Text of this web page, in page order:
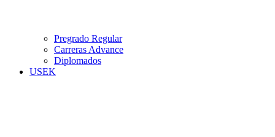
Pregrado Regular
Carreras Advance
Diplomados
USEK